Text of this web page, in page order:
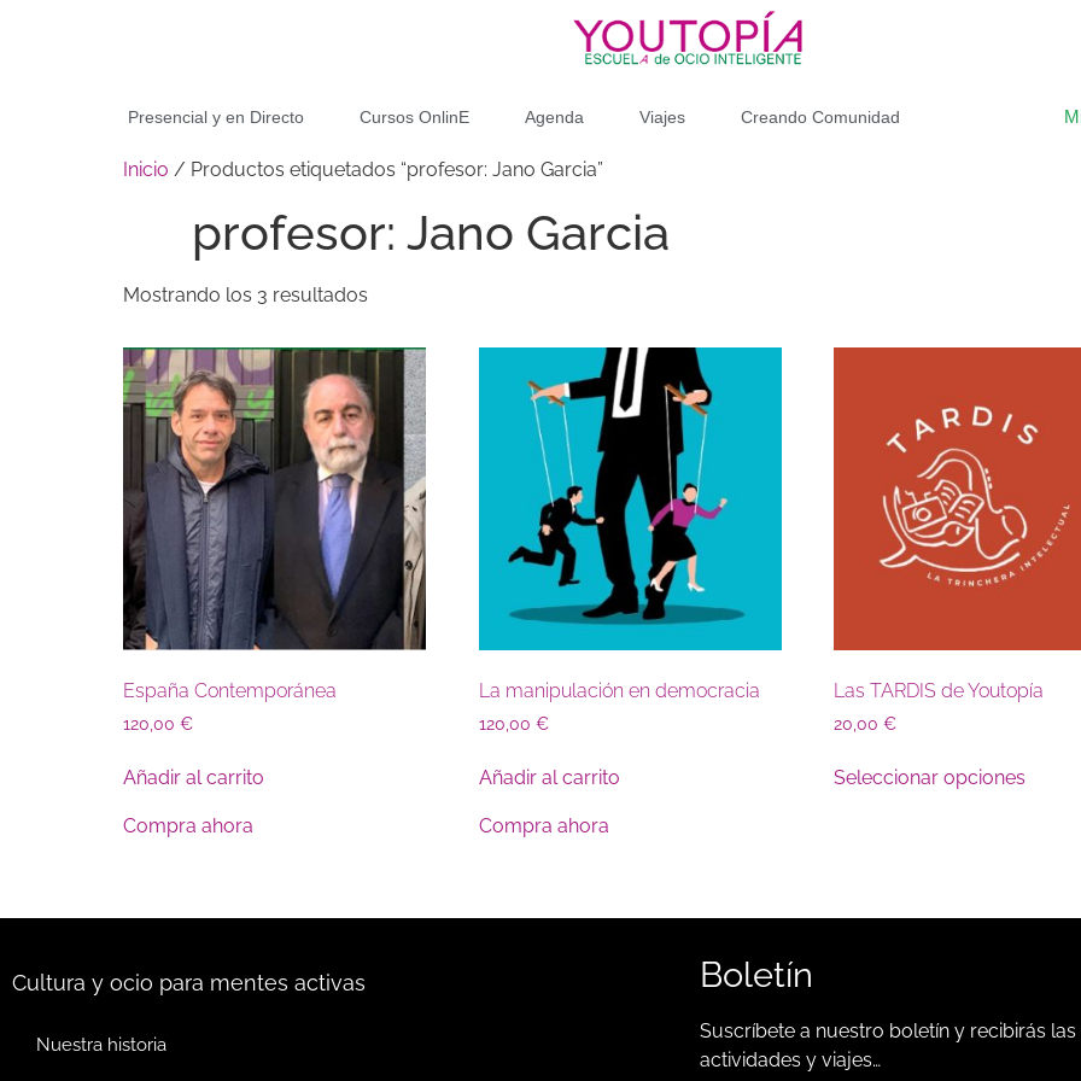
Presencial y en Directo Cursos OnlinE Agenda Viajes Creando Comunidad
Inicio / Productos etiquetados “profesor: Jano Garcia”
profesor: Jano Garcia
Mostrando los 3 resultados
España Contemporánea
120,00 €
Añadir al carrito
Compra ahora
La manipulación en democracia
120,00 €
Añadir al carrito
Compra ahora
Las TARDIS de Youtopía
20,00€
Seleccionar opciones
Cultura y ocio para mentes activas
Nuestra historia
Boletín
Suscríbete a nuestro boletín y recibirás
actividades y viajes…